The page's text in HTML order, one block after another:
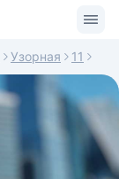
Узорная 11